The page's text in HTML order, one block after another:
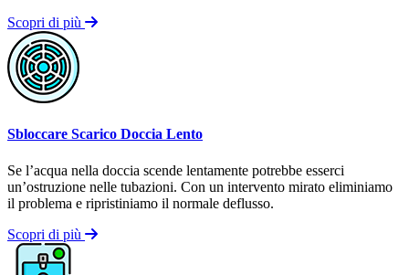
Scopri di più
Sbloccare Scarico Doccia Lento
Se l’acqua nella doccia scende lentamente potrebbe esserci
un’ostruzione nelle tubazioni. Con un intervento mirato eliminiamo
il problema e ripristiniamo il normale deflusso.
Scopri di più